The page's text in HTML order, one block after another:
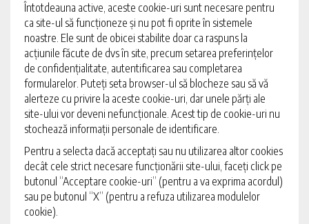
Întotdeauna active, aceste cookie-uri sunt necesare pentru
ca site-ul să funcționeze și nu pot fi oprite în sistemele
noastre. Ele sunt de obicei stabilite doar ca raspuns la
acțiunile făcute de dvs în site, precum setarea preferințelor
de confidențialitate, autentificarea sau completarea
formularelor. Puteți seta browser-ul să blocheze sau să vă
alerteze cu privire la aceste cookie-uri, dar unele părți ale
site-ului vor deveni nefuncționale. Acest tip de cookie-uri nu
stochează informații personale de identificare.
Pentru a selecta dacă acceptați sau nu utilizarea altor cookies
decât cele strict necesare funcționării site-ului, faceți click pe
butonul “Acceptare cookie-uri” (pentru a va exprima acordul)
sau pe butonul “X” (pentru a refuza utilizarea modulelor
cookie).